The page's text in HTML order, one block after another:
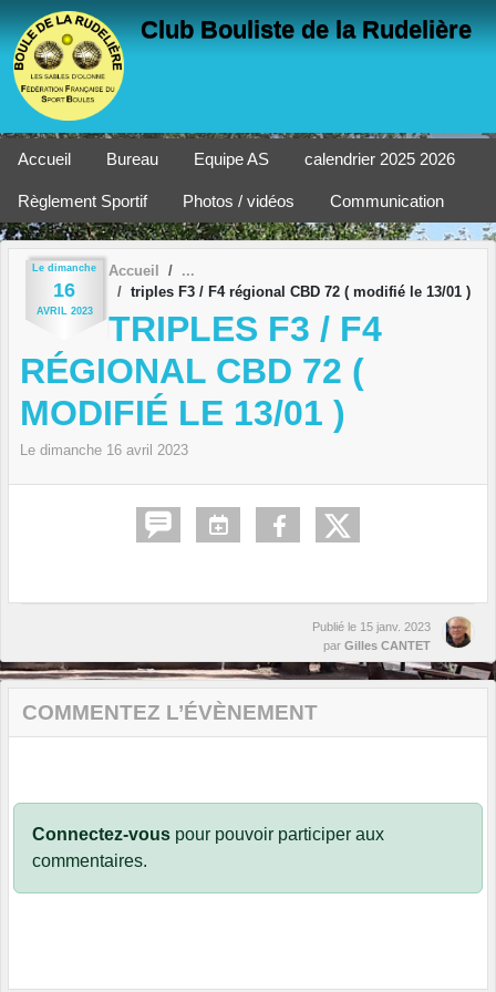
Club Bouliste de la Rudelière
Accueil Bureau Equipe AS calendrier 2025 2026
Règlement Sportif Photos / vidéos Communication
Le dimanche
16
AVRIL 2023
Accueil
triples F3 / F4 régional CBD 72 ( modifié le 13/01 )
TRIPLES F3 / F4
RÉGIONAL CBD 72 (
MODIFIÉ LE 13/01 )
Le dimanche 16 avril 2023
Publié le 15 janv. 2023
par Gilles CANTET
COMMENTEZ L’ÉVÈNEMENT
Connectez-vous pour pouvoir participer aux
commentaires.
Panneau de gestion des cookies